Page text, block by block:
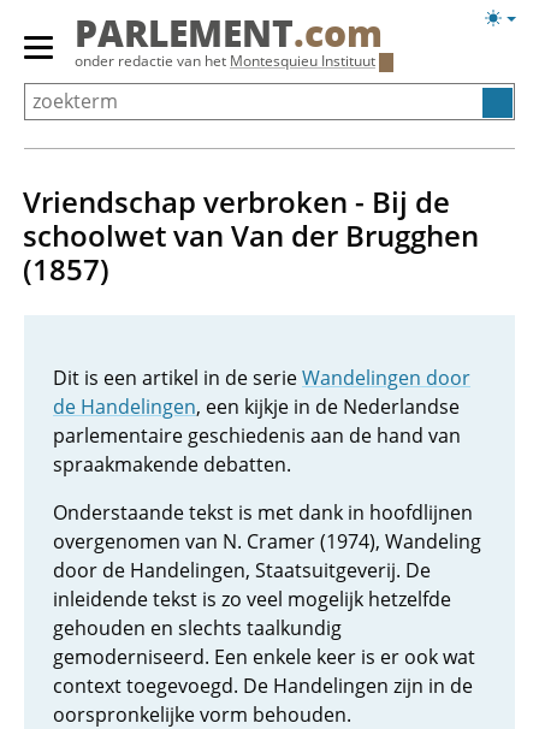
Overslaan
Primair
menu
tonen/verbergen
PARLEMENT.com
onder redactie van het Montesquieu Instituut
Vriendschap verbroken - Bij de
schoolwet van Van der Brugghen
(1857)
Dit is een artikel in de serieWandelingen door
de Handelingen, een kijkje in de Nederlandse
parlementaire geschiedenis aan de hand van
spraakmakende debatten.
Onderstaande tekst is met dank in hoofdlijnen
overgenomen van N. Cramer (1974), Wandeling
door de Handelingen, Staatsuitgeverij. De
inleidende tekst is zo veel mogelijk hetzelfde
gehouden en slechts taalkundig
gemoderniseerd. Een enkele keer is er ook wat
context toegevoegd. De Handelingen zijn in de
oorspronkelijke vorm behouden.